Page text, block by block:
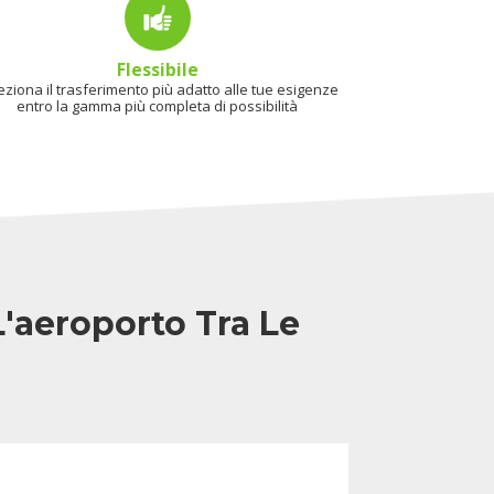
Flessibile
il trasferimento più adatto alle tue esigenze
entro la gamma più completa di possibilità
Tra Le